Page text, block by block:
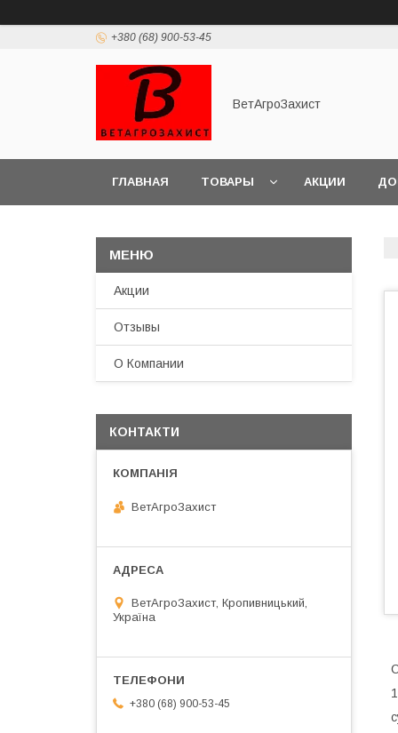
+380 (68) 900-53-45
ВетАгроЗахист
ГЛАВНАЯ ТОВАРЫ АКЦИИ
Акции
Отзывы
О Компании
КОНТАКТИ
ВетАгроЗахист
ВетАгроЗахист, Кропивницький,
Україна
+380 (68) 900-53-45